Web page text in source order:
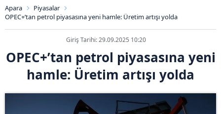
Apara
Piyasalar
OPEC+’tan petrol piyasasına yeni hamle: Üretim artışı yolda
Giriş Tarihi: 29.09.2025 10:20
OPEC+’tan petrol piyasasına yeni
hamle: Üretim artışı yolda